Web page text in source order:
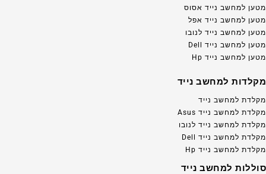
מטען למחשב נייד אסוס
מטען למחשב נייד אפל
מטען למחשב נייד לנובו
מטען למחשב נייד Dell
מטען למחשב נייד Hp
מקלדות למחשב נייד
מקלדת למחשב נייד
מקלדת למחשב נייד Asus
מקלדת למחשב נייד לנובו
מקלדת למחשב נייד Dell
מקלדת למחשב נייד Hp
סוללות למחשב נייד